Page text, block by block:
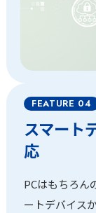
スマート
応
PCはもちろん
ートデバイス